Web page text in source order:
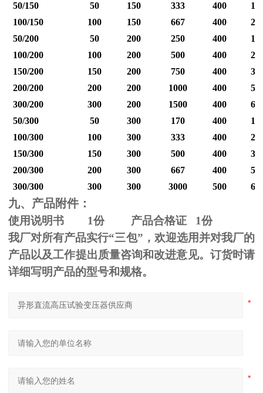
50/150
50 150 333 400
100/150
100 150 667 400
50/200
50 200 250 400
100/200
100 200 500 400
150/200
150 200 750 400
200/200
200 200 1000 400
300/200
300 200 1500 400
50/300
50 300 170 400
100/300
100 300 333 400
150/300
150 300 500 400
200/300
200 300 667 400
300/300
300 300 3000 500
九、产品附件：
使用说明书 1份 产品合格证 1份
我厂对所有产品实行“三包”，欢迎选用并对我厂的
产品以及工作提出质量咨询和改进意见。订货时请
详细写明产品的型号和规格。